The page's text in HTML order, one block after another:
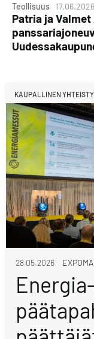
Teollisuus 17.06.2026
Patria ja
KAUPALLINEN
28.05.2026